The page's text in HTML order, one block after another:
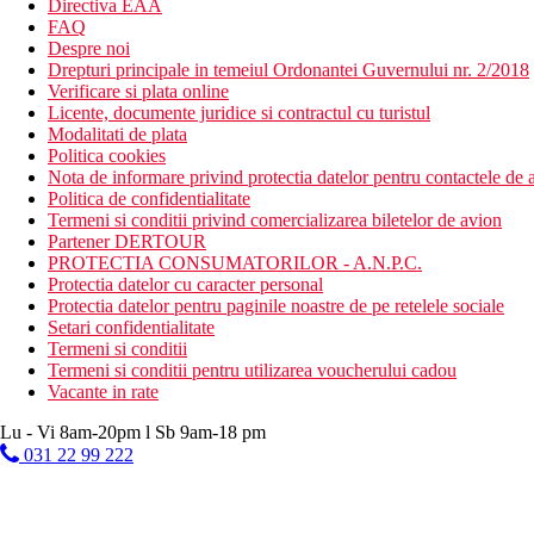
Directiva EAA
FAQ
Despre noi
Drepturi principale in temeiul Ordonantei Guvernului nr. 2/2018
Verificare si plata online
Licente, documente juridice si contractul cu turistul
Modalitati de plata
Politica cookies
Nota de informare privind protectia datelor pentru contactele de
Politica de confidentialitate
Termeni si conditii privind comercializarea biletelor de avion
Partener DERTOUR
PROTECTIA CONSUMATORILOR - A.N.P.C.
Protectia datelor cu caracter personal
Protectia datelor pentru paginile noastre de pe retelele sociale
Setari confidentialitate
Termeni si conditii
Termeni si conditii pentru utilizarea voucherului cadou
Vacante in rate
Lu - Vi 8am-20pm l Sb 9am-18 pm
031 22 99 222